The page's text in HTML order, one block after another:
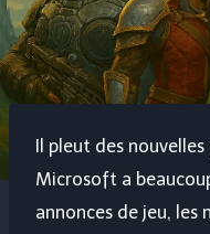
Il pleut des
Microsoft a
annonces de jeu, les